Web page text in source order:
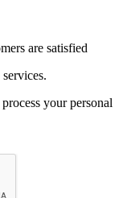
are satisfied
your personal